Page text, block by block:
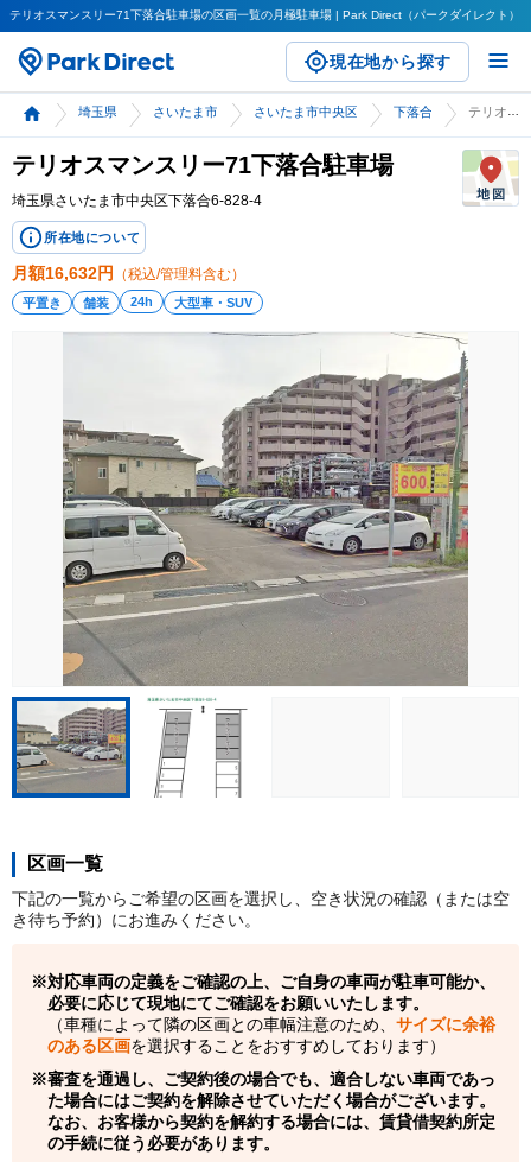
テリオスマンスリー71下落合駐車場の区画一覧の月極駐車場 | Park Direct（パークダイレクト）
現在地から探す
埼玉県 さいたま市 さいたま市中央区 下落合
テリオスマンスリー71下落合駐車場
埼玉県さいたま市中央区下落合6-828-4
所在地について
月額16,632円 （税込/管理料含む）
平置き 舗装 24h 大型車・SUV
区画一覧
下記の一覧からご希望の区画を選択し、空き状況の確認（または空
き待ち予約）にお進みください。
対応車両の定義をご確認の上、ご自身の車両が駐車可能か、
必要に応じて現地にてご確認をお願いいたします。
（車種によって隣の区画との車幅注意のため、 サイズに余裕
のある区画を選択することをおすすめしております）
審査を通過し、ご契約後の場合でも、適合しない車両であっ
た場合にはご契約を解除させていただく場合がございます。
なお、お客様から契約を解約する場合には、賃貸借契約所定
の手続に従う必要があります。